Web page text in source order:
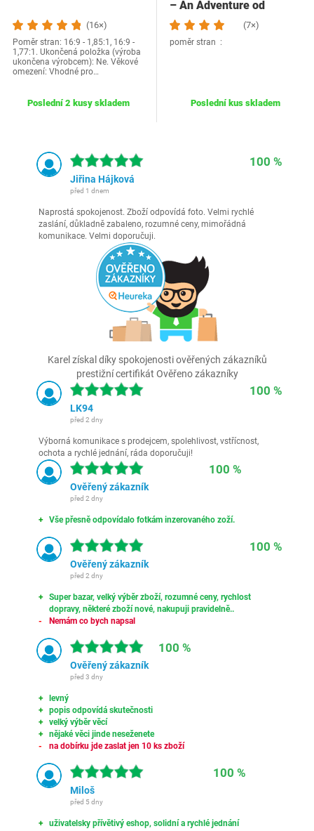
(16×)
Poměr stran: 16:9 - 1,85:1, 16:9 -
1,77:1. Ukončená položka (výroba
ukončena výrobcem): Ne. Věkové
omezení: Vhodné pro…
Poslední 2 kusy skladem
– An Adventure od
Maximiliana…
(7×)
poměr stran ‏ :
Poslední kus skladem
100 %
Jiřina Hájková
před 1 dnem
Naprostá spokojenost. Zboží odpovídá foto. Velmi rychlé
zaslání, důkladně zabaleno, rozumné ceny, mimořádná
komunikace. Velmi doporučuji.
Karel získal díky spokojenosti ověřených zákazníků
prestižní certifikát Ověřeno zákazníky
100 %
LK94
před 2 dny
Výborná komunikace s prodejcem, spolehlivost, vstřícnost,
ochota a rychlé jednání, ráda doporučuji!
100 %
Ověřený zákazník
před 2 dny
Vše přesně odpovídalo fotkám inzerovaného zoží.
100 %
Ověřený zákazník
před 2 dny
Super bazar, velký výběr zboží, rozumné ceny, rychlost
dopravy, některé zboží nové, nakupuji pravidelně..
Nemám co bych napsal
100 %
Ověřený zákazník
před 3 dny
levný
popis odpovídá skutečnosti
velký výběr věcí
nějaké věci jinde neseženete
na dobírku jde zaslat jen 10 ks zboží
100 %
Miloš
před 5 dny
uživatelsky přívětivý eshop, solidní a rychlé jednání